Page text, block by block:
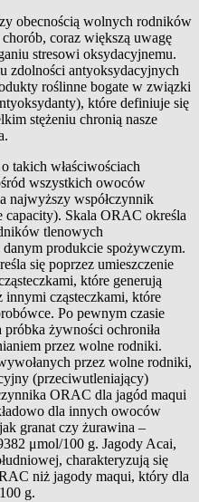
obecnością wolnych rodników
coraz większą uwagę
stresowi oksydacyjnemu.
zdolności antyoksydacyjnych
roślinne bogate w związki
które definiuje się
stężeniu chronią nasze
takich właściwościach
wszystkich owoców
najwyższy współczynnik
capacity). Skala ORAC określa
tlenowych
produkcie spożywczym.
się poprzez umieszczenie
które generują
cząsteczkami, które
Po pewnym czasie
żywności ochroniła
przez wolne rodniki.
przez wolne rodniki,
(przeciwutleniający)
ORAC dla jagód maqui
dla innych owoców
granat czy żurawina –
μmol/100 g. Jagody Acai,
charakteryzują się
niż jagody maqui, który dla
g.